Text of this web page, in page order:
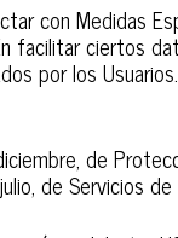
con Medidas
facilitar ciertos
por los
de
de Servicios